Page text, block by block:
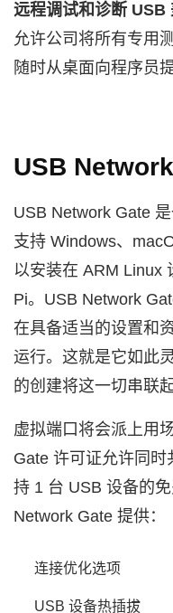
远程调试和诊断 USB
允许公司将所有专用
随时从桌面向程序员
USB
USB Network Gate
支持 Windows、
以安装在 ARM Linux
Pi。USB Network
在具备适当的设置和
运行。这就是它如此
的创建将这一切串联起
虚拟端口将会派上用
Gate 许可证允许同
持 1 台 USB 设备的
Network Gate 提供：
连接优化选项
USB 设备热插拔